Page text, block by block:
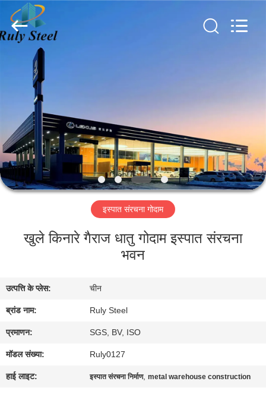
उत्पादों
वीडियो
वीआर
दिखाएँ
हमारे
कारखाना
भ्रमण
गुणवत्ता
Qingdao
Ruly
Steel
Engineering
Co.,Ltd.
All
इस्पात संरचना गोदाम
खुले किनारे गैराज धातु गोदाम इस्पात संरचना
भवन
उत्पत्ति के प्लेस: चीन
ब्रांड नाम: Ruly Steel
प्रमाणन: SGS, BV, ISO
मॉडल संख्या: Ruly0127
हाई लाइट: इस्पात संरचना निर्माण,metal warehouse construction